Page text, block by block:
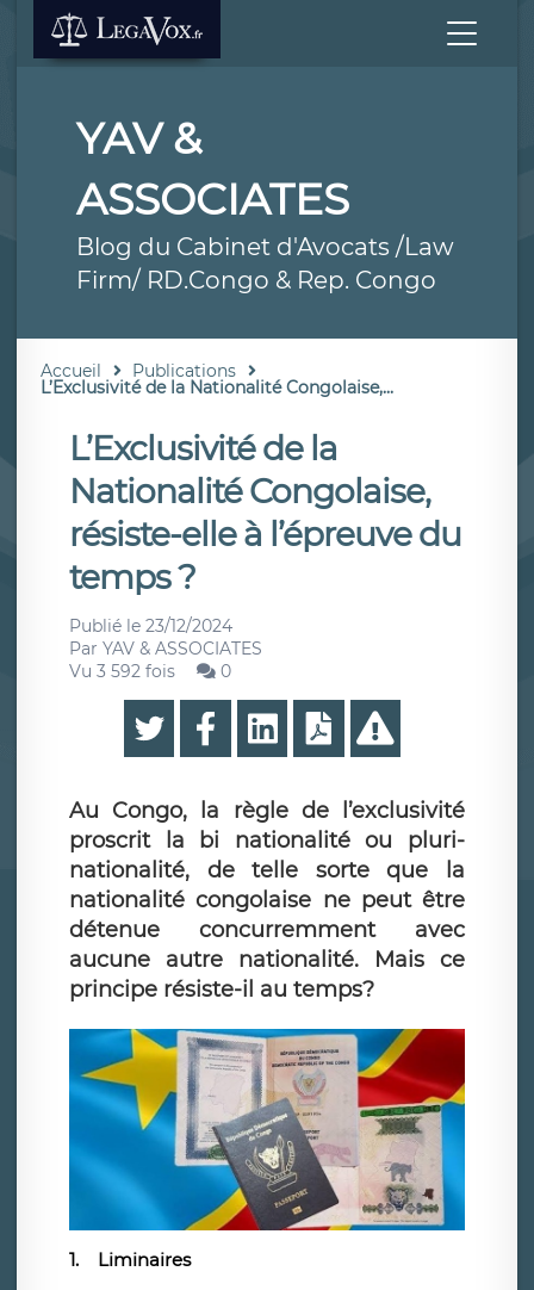
YAV &
ASSOCIATES
Blog du Cabinet d'Avocats /Law
Firm/ RD.Congo & Rep. Congo
Accueil Publications
L’Exclusivité de la Nationalité Congolaise,...
L’Exclusivité de la
Nationalité Congolaise,
résiste-elle à l’épreuve du
temps ?
Publié le 23/12/2024
Par YAV & ASSOCIATES
Vu 3 592 fois
0
Au Congo, la règle de l’exclusivité
proscrit la bi nationalité ou pluri-
nationalité, de telle sorte que la
nationalité congolaise ne peut être
détenue concurremment avec
aucune autre nationalité. Mais ce
principe résiste-il au temps?
1.
Liminaires